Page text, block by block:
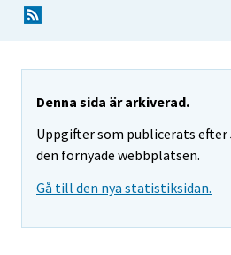
Denna sida är arkiverad.
Uppgifter som publicerats efter
den förnyade webbplatsen.
Gå till den nya statistiksidan.